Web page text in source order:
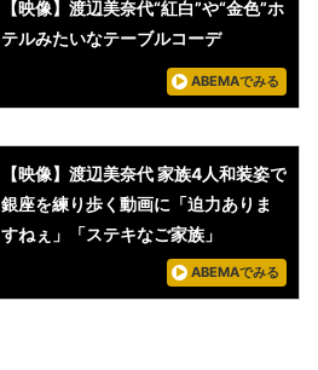
【映像】渡辺美奈代“紅白”や“金色”ホ
テルみたいなテーブルコーデ
ABEMAでみる
【映像】渡辺美奈代 家族4人和装姿で
銀座を練り歩く動画に「迫力ありま
すねぇ」「ステキなご家族」
ABEMAでみる